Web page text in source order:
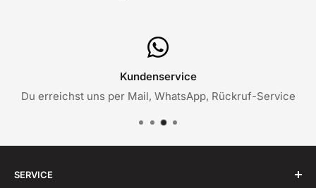
Kundenservice
Du erreichst uns per Mail, WhatsApp, Rückruf-Service
SERVICE